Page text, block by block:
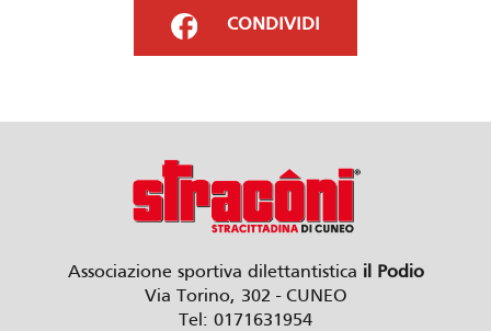
CONDIVIDI
Associazione sportiva dilettantistica il Podio
Via Torino, 302 - CUNEO
Tel: 0171631954